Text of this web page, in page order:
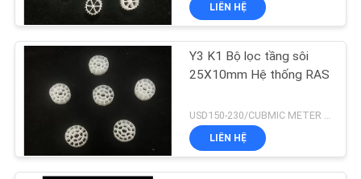
SƠ
ĐỒ
TRANG
WEB
CHÍNH
Phương tiện lọc
nước thải
17
LIÊN HỆ
Y3 K1 Bộ lọc tầng sôi
25X10mm Hệ thống RAS
LIÊN HỆ